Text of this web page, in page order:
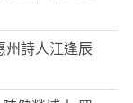
州詩人江逢辰